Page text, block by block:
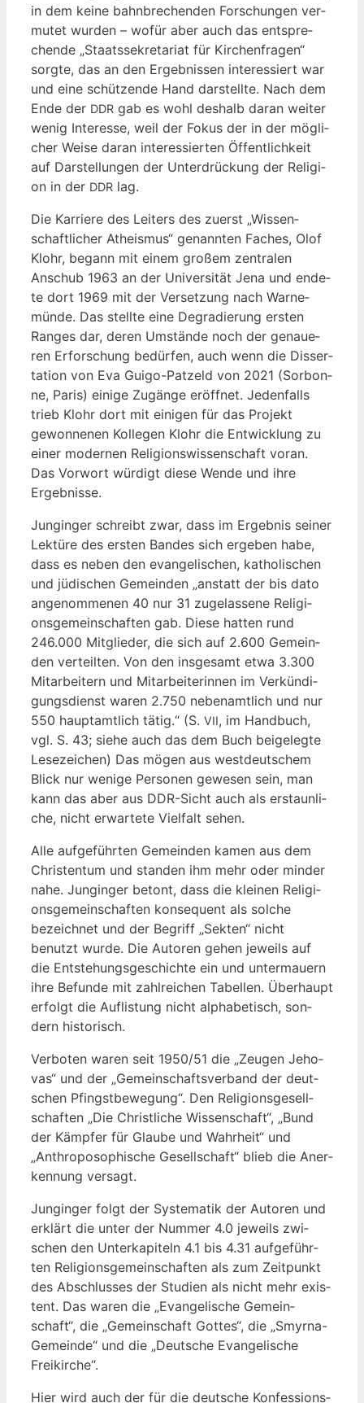
in dem kei­ne bahn­bre­chen­den For­schun­gen ver­
mu­tet wur­den – wofür aber auch das ent­spre­
chen­de „Staats­se­kre­ta­ri­at für Kir­chen­fra­gen“
sorg­te, das an den Ergeb­nis­sen inter­es­siert war
und eine schüt­zen­de Hand dar­stell­te. Nach dem
Ende der DDR gab es wohl des­halb dar­an wei­ter
wenig Inter­es­se, weil der Fokus der in der mög­li­
cher Wei­se dar­an inter­es­sier­ten Öffent­lich­keit
auf Dar­stel­lun­gen der Unter­drü­ckung der Reli­gi­
on in der DDR lag.
Die Kar­rie­re des Lei­ters des zuerst „Wis­sen­
schaft­li­cher Athe­is­mus“ genann­ten Faches, Olof
Klohr, begann mit einem gro­ßem zen­tra­len
Anschub 1963 an der Uni­ver­si­tät Jena und ende­
te dort 1969 mit der Ver­set­zung nach War­ne­
mün­de. Das stell­te eine Degra­die­rung ers­ten
Ran­ges dar, deren Umstän­de noch der genaue­
ren Erfor­schung bedür­fen, auch wenn die Dis­ser­
ta­ti­on von Eva Gui­go-Pat­zeld von 2021 (Sor­bon­
ne, Paris) eini­ge Zugän­ge eröff­net. Jeden­falls
trieb Klohr dort mit eini­gen für das Pro­jekt
gewon­ne­nen Kol­le­gen Klohr die Ent­wick­lung zu
einer moder­nen Reli­gi­ons­wis­sen­schaft vor­an.
Das Vor­wort wür­digt die­se Wen­de und ihre
Ergebnisse.
Jung­in­ger schreibt zwar, dass im Ergeb­nis sei­ner
Lek­tü­re des ers­ten Ban­des sich erge­ben habe,
dass es neben den evan­ge­li­schen, katho­li­schen
und jüdi­schen Gemein­den „anstatt der bis dato
ange­nom­me­nen 40 nur 31 zuge­las­se­ne Reli­gi­
ons­ge­mein­schaf­ten gab. Die­se hat­ten rund
246.000 Mit­glie­der, die sich auf 2.600 Gemein­
den ver­teil­ten. Von den ins­ge­samt etwa 3.300
Mit­ar­bei­tern und Mit­ar­bei­te­rin­nen im Ver­kün­di­
gungs­dienst waren 2.750 neben­amt­lich und nur
550 haupt­amt­lich tätig.“ (S. VII, im Hand­buch,
vgl. S. 43; sie­he auch das dem Buch bei­geleg­te
Lese­zei­chen) Das mögen aus west­deut­schem
Blick nur weni­ge Per­so­nen gewe­sen sein, man
kann das aber aus DDR-Sicht auch als erstaun­li­
che, nicht erwar­te­te Viel­falt sehen.
Alle auf­ge­führ­ten Gemein­den kamen aus dem
Chris­ten­tum und stan­den ihm mehr oder min­der
nahe. Jung­in­ger betont, dass die klei­nen Reli­gi­
ons­ge­mein­schaf­ten kon­se­quent als sol­che
bezeich­net und der Begriff „Sek­ten“ nicht
benutzt wur­de. Die Autoren gehen jeweils auf
die Ent­ste­hungs­ge­schich­te ein und unter­mau­ern
ihre Befun­de mit zahl­rei­chen Tabel­len. Über­haupt
erfolgt die Auf­lis­tung nicht alpha­be­tisch, son­
dern historisch.
Ver­bo­ten waren seit 1950/51 die „Zeu­gen Jeho­
vas“ und der „Gemein­schafts­ver­band der deut­
schen Pfingst­be­we­gung“. Den Reli­gi­ons­ge­sell­
schaf­ten „Die Christ­li­che Wis­sen­schaft“, „Bund
der Kämp­fer für Glau­be und Wahr­heit“ und
„Anthro­po­so­phi­sche Gesell­schaft“ blieb die Aner­
ken­nung versagt.
Jung­in­ger folgt der Sys­te­ma­tik der Autoren und
erklärt die unter der Num­mer 4.0 jeweils zwi­
schen den Unter­ka­pi­teln 4.1 bis 4.31 auf­ge­führ­
ten Reli­gi­ons­ge­mein­schaf­ten als zum Zeit­punkt
des Abschlus­ses der Stu­di­en als nicht mehr exis­
tent. Das waren die „Evan­ge­li­sche Gemein­
schaft“, die „Gemein­schaft Got­tes“, die „Smyr­na-
Gemein­de“ und die „Deut­sche Evan­ge­li­sche
Freikirche“.
Hier wird auch der für die deut­sche Kon­fes­si­ons­